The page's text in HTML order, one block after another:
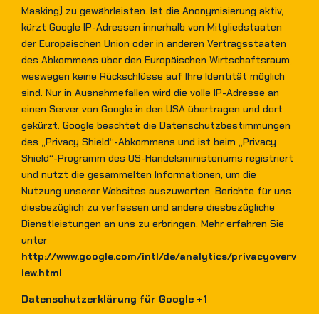
Masking) zu gewährleisten. Ist die Anonymisierung aktiv,
kürzt Google IP-Adressen innerhalb von Mitgliedstaaten
der Europäischen Union oder in anderen Vertragsstaaten
des Abkommens über den Europäischen Wirtschaftsraum,
weswegen keine Rückschlüsse auf Ihre Identität möglich
sind. Nur in Ausnahmefällen wird die volle IP-Adresse an
einen Server von Google in den USA übertragen und dort
gekürzt. Google beachtet die Datenschutzbestimmungen
des „Privacy Shield“-Abkommens und ist beim „Privacy
Shield“-Programm des US-Handelsministeriums registriert
und nutzt die gesammelten Informationen, um die
Nutzung unserer Websites auszuwerten, Berichte für uns
diesbezüglich zu verfassen und andere diesbezügliche
Dienstleistungen an uns zu erbringen. Mehr erfahren Sie
unter
http://www.google.com/intl/de/analytics/privacyoverv
iew.html
Datenschutzerklärung für Google +1